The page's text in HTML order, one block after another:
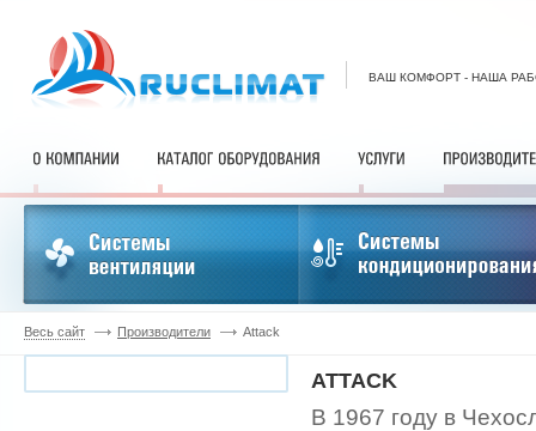
ВАШ КОМФОРТ - НАША
Весь сайт Производители Attack
ATTACK
В 1967 году в